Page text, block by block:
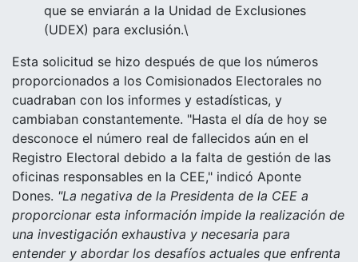
que se enviarán a la Unidad de Exclusiones
(UDEX) para exclusión.\
Esta solicitud se hizo después de que los números
proporcionados a los Comisionados Electorales no
cuadraban con los informes y estadísticas, y
cambiaban constantemente. "Hasta el día de hoy se
desconoce el número real de fallecidos aún en el
Registro Electoral debido a la falta de gestión de las
oficinas responsables en la CEE," indicó Aponte
Dones. "La negativa de la Presidenta de la CEE a
proporcionar esta información impide la realización de
una investigación exhaustiva y necesaria para
entender y abordar los desafíos actuales que enfrenta